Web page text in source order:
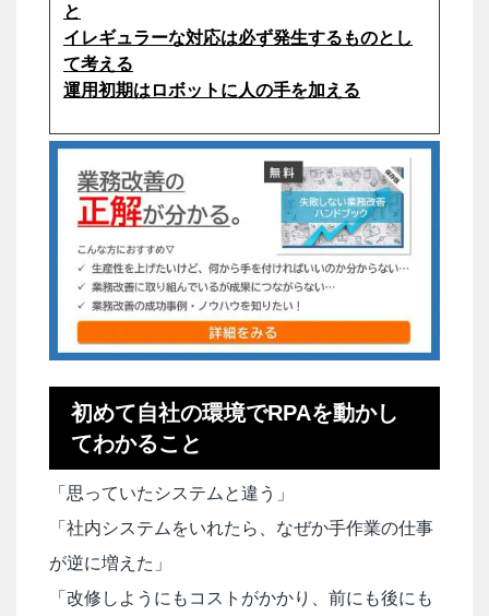
と
イレギュラーな対応は必ず発生するものとし
て考える
運用初期はロボットに人の手を加える
初めて自社の環境でRPAを動かし
てわかること
「思っていたシステムと違う」
「社内システムをいれたら、なぜか手作業の仕事
が逆に増えた」
「改修しようにもコストがかかり、前にも後にも